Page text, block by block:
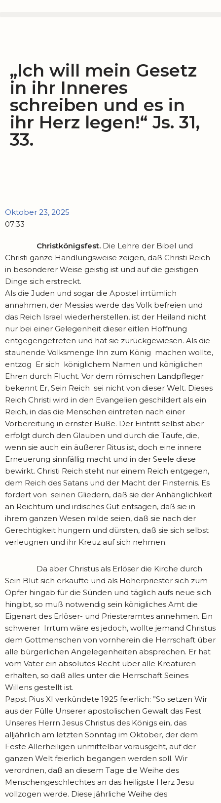
„Ich will mein Gesetz
in ihr Inneres
schreiben und es in
ihr Herz legen!“ Js. 31,
33.
Oktober 23, 2025
07:33
Christkönigsfest. Die Lehre der Bibel und
Christi ganze Handlungsweise zeigen, daß Christi Reich
in besonderer Weise geistig ist und auf die geistigen
Dinge sich erstreckt.
Als die Juden und sogar die Apostel irrtümlich
annahmen, der Messias werde das Volk befreien und
das Reich Israel wiederherstellen, ist der Heiland nicht
nur bei einer Gelegen­heit dieser eitlen Hoffnung
entgegengetreten und hat sie zurückgewiesen. Als die
staunende Volksmenge Ihn zum König machen wollte,
entzog Er sich königlichem Namen und könig­lichen
Ehren durch Flucht. Vor dem römischen Landpfleger
bekennt Er, Sein Reich sei nicht von dieser Welt. Dieses
Reich Christi wird in den Evangelien geschildert als ein
Reich, in das die Menschen eintreten nach einer
Vorbereitung in ernster Buße. Der Eintritt selbst aber
erfolgt durch den Glauben und durch die Taufe, die,
wenn sie auch ein äußerer Ritus ist, doch eine innere
Erneuerung sinnfällig macht und in der Seele diese
bewirkt. Christi Reich steht nur einem Reich entgegen,
dem Reich des Satans und der Macht der Finsternis. Es
fordert von seinen Gliedern, daß sie der Anhänglichkeit
an Reichtum und irdisches Gut entsagen, daß sie in
ihrem ganzen Wesen milde seien, daß sie nach der
Gerechtigkeit hungern und dürsten, daß sie sich selbst
verleugnen und ihr Kreuz auf sich nehmen.
Da aber Christus als Erlöser die Kirche durch
Sein Blut sich erkaufte und als Hoherpriester sich zum
Opfer hingab für die Sünden und täglich aufs neue sich
hingibt, so muß notwendig sein königliches Amt die
Eigenart des Erlöser- und Priesteramtes annehmen. Ein
schwerer Irrtum wäre es jedoch, wollte jemand Christus
dem Gottmenschen von vornherein die Herr­schaft über
alle bürgerlichen Angelegenheiten absprechen. Er hat
vom Vater ein absolutes Recht über alle Kreaturen
erhalten, so daß alles unter die Herrschaft Seines
Willens gestellt ist.
Papst Pius XI verkündete 1925 feierlich: ”So setzen Wir
aus der Fülle Unserer apostolischen Gewalt das Fest
Unseres Herrn Jesus Christus des Königs ein, das
alljährlich am letzten Sonntag im Oktober, der dem
Feste Allerheiligen unmittelbar vorausgeht, auf der
ganzen Welt feierlich begangen werden soll. Wir
verordnen, daß an diesem Tage die Weihe des
Menschengeschlechtes an das heiligste Herz Jesu
vollzogen werde. Diese jährliche Weihe des